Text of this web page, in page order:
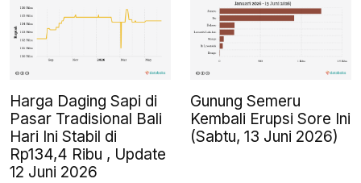
Harga Daging Sapi di
Pasar Tradisional Bali
Hari Ini Stabil di
Rp134,4 Ribu , Update
12 Juni 2026
Gunung Semeru
Kembali Erupsi Sore Ini
(Sabtu, 13 Juni 2026)